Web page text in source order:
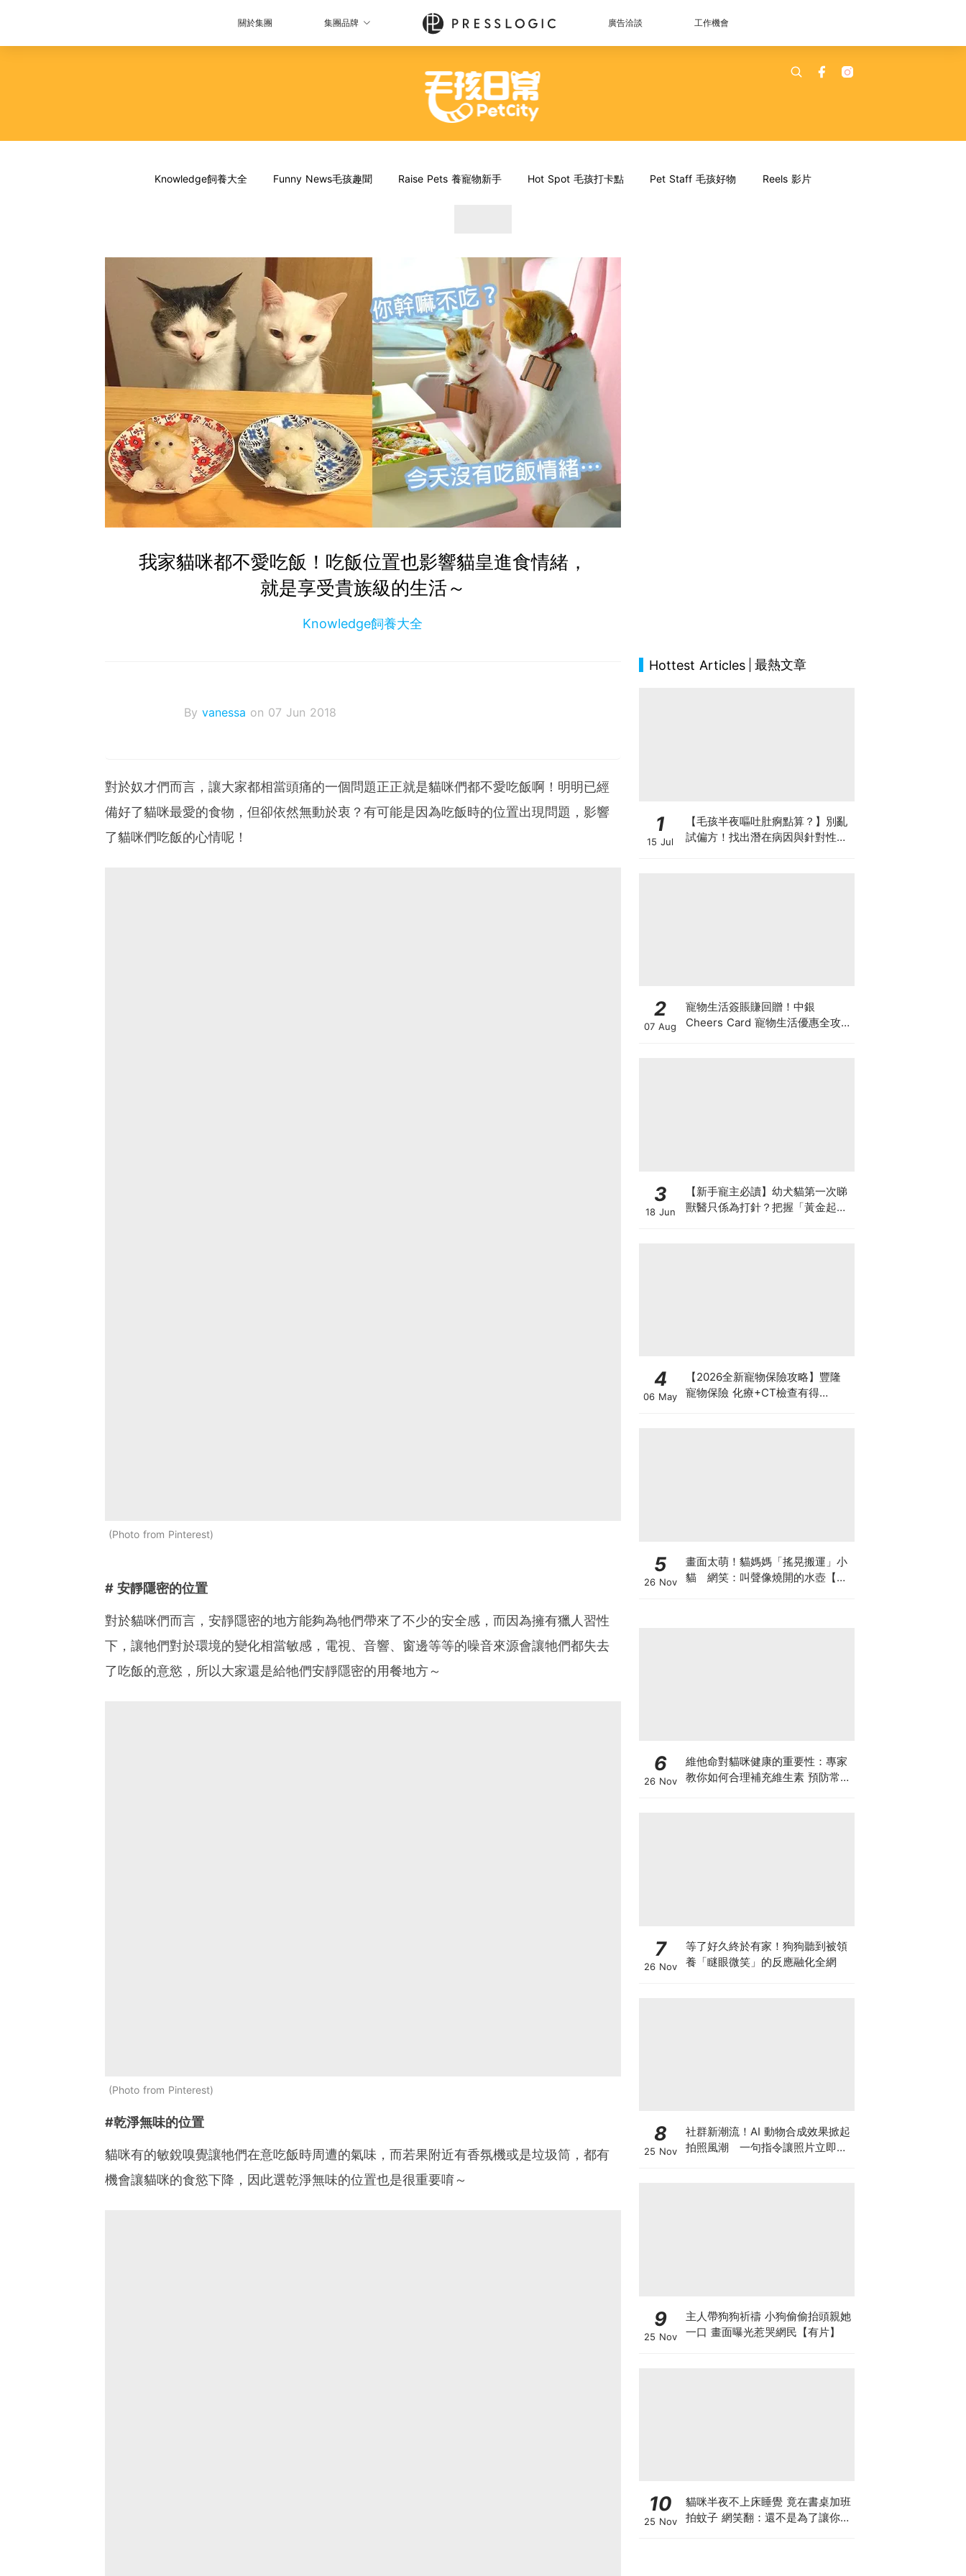
關於集團 集團品牌 廣告洽談 工作機會
Knowledge飼養大全 Funny News毛孩趣聞 Raise Pets 養寵物新手 Hot Spot 毛孩打卡點 Pet Staff 毛孩好物 Reels 影片
我家貓咪都不愛吃飯！吃飯位置也影響貓皇進食情緒，
就是享受貴族級的生活～
Knowledge飼養大全
By vanessa on 07 Jun 2018
對於奴才們而言，讓大家都相當頭痛的一個問題正正就是貓咪們都不愛吃飯啊！明明已經
備好了貓咪最愛的食物，但卻依然無動於衷？有可能是因為吃飯時的位置出現問題，影響
了貓咪們吃飯的心情呢！
Photo from Pinterest
# 安靜隱密的位置
對於貓咪們而言，安靜隱密的地方能夠為牠們帶來了不少的安全感，而因為擁有獵人習性
下，讓牠們對於環境的變化相當敏感，電視、音響、窗邊等等的噪音來源會讓牠們都失去
了吃飯的意慾，所以大家還是給牠們安靜隱密的用餐地方～
Photo from Pinterest
#乾淨無味的位置
貓咪有的敏銳嗅覺讓牠們在意吃飯時周遭的氣味，而若果附近有香氛機或是垃圾筒，都有
機會讓貓咪的食慾下降，因此選乾淨無味的位置也是很重要唷～
Hottest Articles 最熱文章
1
15 Jul
【毛孩半夜嘔吐肚痾點算？】別亂
試偏方！找出潛在病因與針對性營
2
07 Aug
寵物生活簽賬賺回贈！中銀
Cheers Card 寵物生活優惠全攻
3
18 Jun
【新手寵主必讀】幼犬貓第一次睇
獸醫只係為打針？把握「黃金起跑
4
06 May
【2026全新寵物保險攻略】豐隆
寵物保險 化療+CT檢查有得
5
26 Nov
畫面太萌！貓媽媽「搖晃搬運」小
貓 網笑：叫聲像燒開的水壺【有
6
26 Nov
維他命對貓咪健康的重要性：專家
教你如何合理補充維生素 預防常見
7
26 Nov
等了好久終於有家！狗狗聽到被領
養「瞇眼微笑」的反應融化全網
8
25 Nov
社群新潮流！AI 動物合成效果掀起
拍照風潮 一句指令讓照片立即升
9
25 Nov
主人帶狗狗祈禱 小狗偷偷抬頭親她
一口 畫面曝光惹哭網民【有片】
10
25 Nov
貓咪半夜不上床睡覺 竟在書桌加班
拍蚊子 網笑翻：還不是為了讓你睡